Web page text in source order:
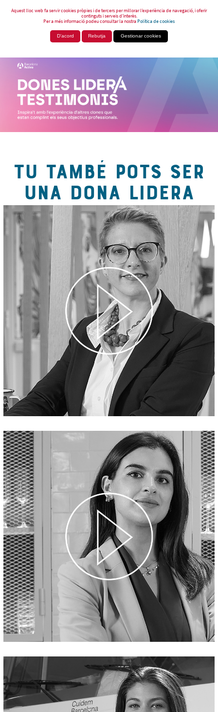
Aquest lloc web fa servir cookies pròpies i de tercers per millorar l’experiència de navegació, i oferir
continguts i serveis d’interès.
Per a més informació podeu consultar la nostraPolítica de cookies
D'acord Rebutja Gestionar cookies
TU TAMBÉ POTS SER
UNA DONA LIDERA